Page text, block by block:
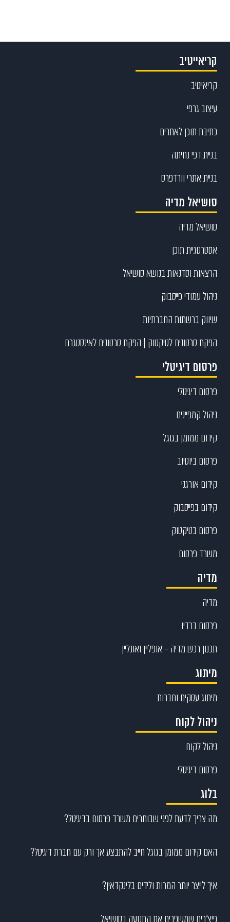
קריאייטיב
קריאייטיב
עיצוב גרפי
כתיבת תוכן לאתרים
בניית דפי נחיתה
בניית אתרי וורדפרס
סושיאל מדיה
סושיאל מדיה
אסטרטגיית תוכן
הרצאות וסדנאות בנושא סושיאל
ניהול עמודי פייסבוק
שיווק ברשתות החברתיות
הפקת סרטונים לטיקטוק | הפקת סרטונים לאינסטגרם
פרסום דיגיטלי
פרסום דיגיטלי
ניהול קמפיינים
קידום ממומן בגוגל
פרסום ביוטיוב
קידום אורגני
קידום בפייסבוק
פרסום בטיקטוק
משרד פרסום
מדיה
מדיה
פרסום ברדיו
תכנון רכש מדיה – אופליין ואונליין
מיתוג
מיתוג עסקים וחברות
ניהול לקוח
ניהול לקוח
פרסום דיגיטלי
בלוג
מה צריך לדעת לפני שבוחרים משרד פרסום בדיגיטל?
האם קידום ממומן בגוגל חייב להתבצע אך ורק עם חברת דיגיטל?
איך לייצר יותר המרות ולידים בלינקדאין?
פיצ’רים שמשפרים את התנועה בסושיאל